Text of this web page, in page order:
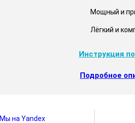
Мощный и
Лёгкий и
Инструкция
Подробное
Мы на Yandex